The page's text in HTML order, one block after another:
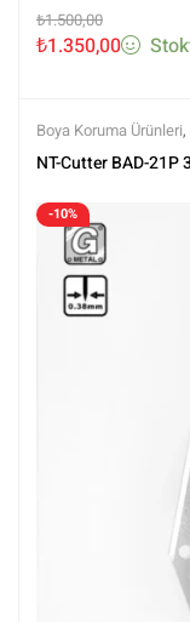
₺1.500,00
₺1.350,00
Boya Koruma Ürünleri,
Kaplama Ürünleri,
NT-Cutter BAD-21P
-10%